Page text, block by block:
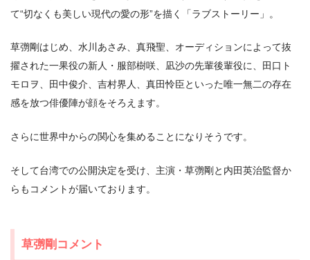
て“切なくも美しい現代の愛の形”を描く「ラブストーリー」。
草彅剛はじめ、水川あさみ、真飛聖、オーディションによって抜
擢された一果役の新人・服部樹咲、凪沙の先輩後輩役に、田口ト
モロヲ、田中俊介、吉村界人、真田怜臣といった唯一無二の存在
感を放つ俳優陣が顔をそろえます。
さらに世界中からの関心を集めることになりそうです。
そして台湾での公開決定を受け、主演・草彅剛と内田英治監督か
らもコメントが届いております。
草彅剛コメント